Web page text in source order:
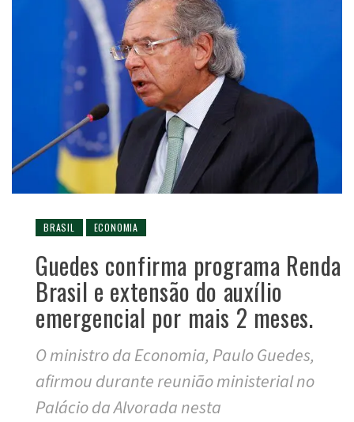
BRASIL ECONOMIA
Guedes confirma programa Renda
Brasil e extensão do auxílio
emergencial por mais 2 meses.
O ministro da Economia, Paulo Guedes,
afirmou durante reunião ministerial no
Palácio da Alvorada nesta